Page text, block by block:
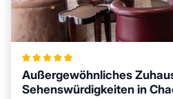
Außergewöhnliches
Sehenswürdigkeiten in